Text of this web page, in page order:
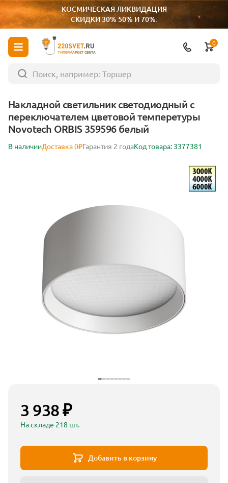
КОСМИЧЕСКАЯ ЛИКВИДАЦИЯ
СКИДКИ 30% 50% И 70%.
ГИПЕРМАРКЕТ СВЕТА
0
Накладной светильник светодиодный с
переключателем цветовой темперетуры
Novotech ORBIS 359596 белый
В наличииДоставка 0₽Гарантия 2 годаКод товара: 3377381
3 938 ₽
На складе 218 шт.
Добавить в корзину